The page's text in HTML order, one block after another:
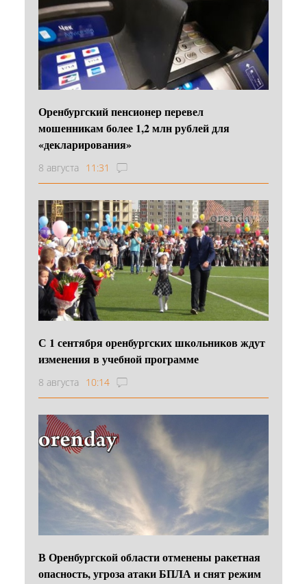
Оренбургский пенсионер перевел
мошенникам более 1,2 млн рублей для
«декларирования»
8 августа 11:31
С 1 сентября оренбургских школьников ждут
изменения в учебной программе
8 августа 10:14
В Оренбургской области отменены ракетная
опасность, угроза атаки БПЛА и снят режим